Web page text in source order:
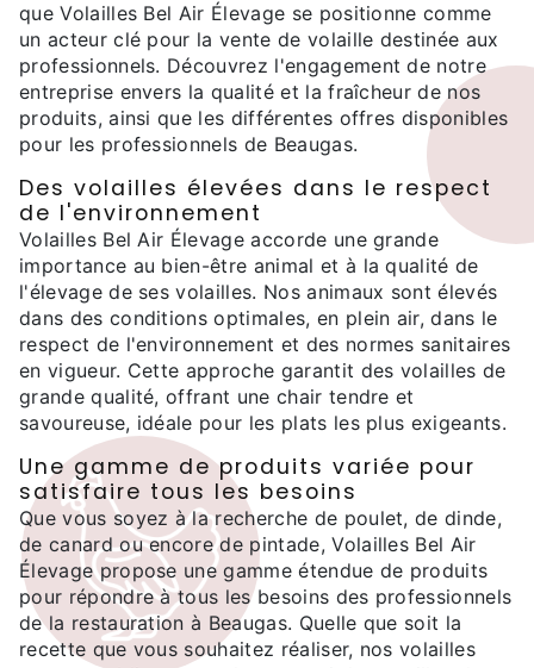
que Volailles Bel Air Élevage se positionne comme
un acteur clé pour la vente de volaille destinée aux
professionnels. Découvrez l'engagement de notre
entreprise envers la qualité et la fraîcheur de nos
produits, ainsi que les différentes offres disponibles
pour les professionnels de Beaugas.
Des volailles élevées dans le respect
de l'environnement
Volailles Bel Air Élevage accorde une grande
importance au bien-être animal et à la qualité de
l'élevage de ses volailles. Nos animaux sont élevés
dans des conditions optimales, en plein air, dans le
respect de l'environnement et des normes sanitaires
en vigueur. Cette approche garantit des volailles de
grande qualité, offrant une chair tendre et
savoureuse, idéale pour les plats les plus exigeants.
Une gamme de produits variée pour
satisfaire tous les besoins
Que vous soyez à la recherche de poulet, de dinde,
de canard ou encore de pintade, Volailles Bel Air
Élevage propose une gamme étendue de produits
pour répondre à tous les besoins des professionnels
de la restauration à Beaugas. Quelle que soit la
recette que vous souhaitez réaliser, nos volailles